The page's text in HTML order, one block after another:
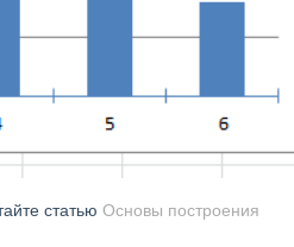
статью Основы построения